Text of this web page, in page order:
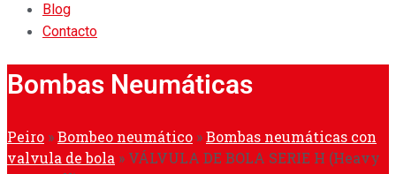
Blog
Contacto
Bombas Neumáticas
Peiro »Bombeo neumático »Bombas neumáticas con
valvula de bola » VÁLVULA DE BOLA SERIE H (Heavy